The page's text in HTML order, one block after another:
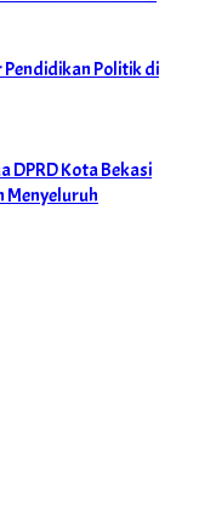
Pendidikan Politik di
DPRD Kota Bekasi
Menyeluruh